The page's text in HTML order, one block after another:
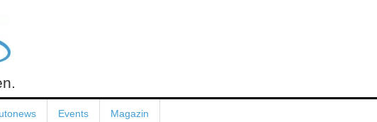
Events Magazin